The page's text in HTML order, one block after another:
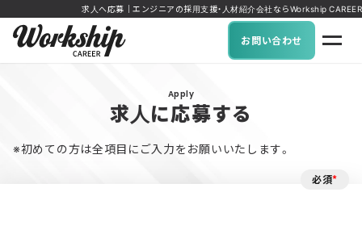
求人へ応募｜エンジニアの採用支援・人材紹介会社ならWorkship CAREER
お問い合わせ
Apply
求人に応募する
※初めての方は全項目にご入力をお願いいたします。
必須*